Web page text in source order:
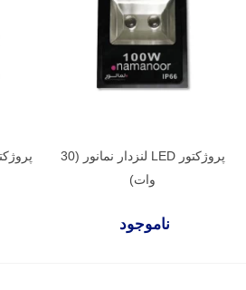
پروژکتور LED لنزدار نمانور (30
وات)
ناموجود